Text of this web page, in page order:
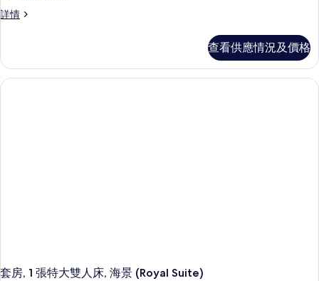
張
大
雙
詳情
套
特
大
雙
查看供應情況及價格
套房, 1 張特大雙人床, 海景 (Royal Suite)